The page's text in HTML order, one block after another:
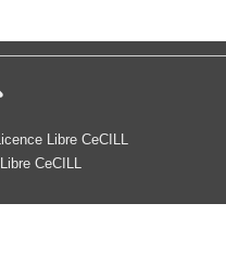
Libre CeCILL
CeCILL